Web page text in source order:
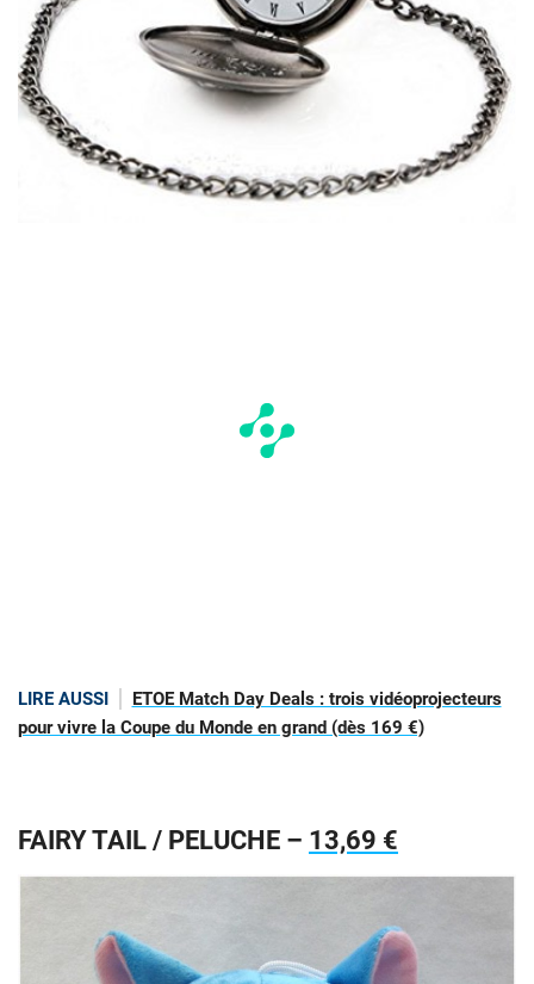
LIRE AUSSI
ETOE Match Day Deals : trois vidéoprojecteurs
pour vivre la Coupe du Monde en grand (dès 169 €)
FAIRY TAIL / PELUCHE – 13,69 €